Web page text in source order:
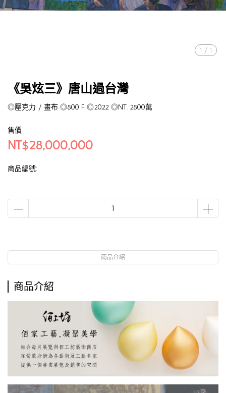
1 / 1
《吳炫三》唐山過台灣
◎壓克力 / 畫布 ◎800 F ◎2022 ◎NT. 2800萬
售價
NT$28,000,000
商品編號:
商品介紹
商品介紹